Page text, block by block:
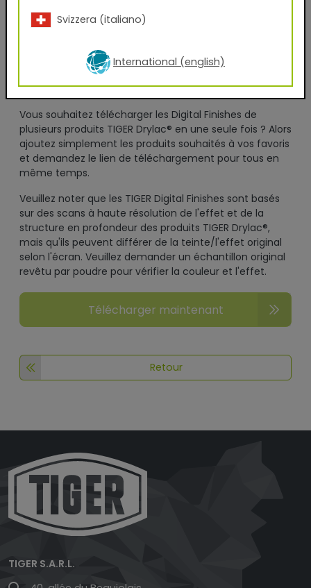
En renseignant volontairement mes données pour
l'utilisation de ce service et en cliquant sur le bouton
mes données pour l'envoi d'une newsletter ou à des
fins de contact professionnel, conformément à la
charte de confidentialité.
Vous souhaitez télécharger les Digital Finishes de
plusieurs produits TIGER Drylac® en une seule fois ? Alors
ajoutez simplement les produits souhaités à vos favoris
et demandez le lien de téléchargement pour tous en
même temps.
Veuillez noter que les TIGER Digital Finishes sont basés
sur des scans à haute résolution de l'effet et de la
structure en profondeur des produits TIGER Drylac®,
mais qu'ils peuvent différer de la teinte/l'effet original
selon l'écran. Veuillez demander un échantillon original
revêtu par poudre pour vérifier la couleur et l'effet.
Télécharger maintenant
Retour
TIGER S.A.R.L.
Svizzera (italiano)
International (english)